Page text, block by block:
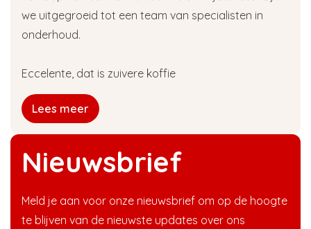
Nieuwsbrief
Meld je aan voor onze nieuwsbrief om op de hoogte
te blijven van de nieuwste updates over ons
we uitgegroeid tot een team van specialisten in
onderhoud.
Eccelente, dat is zuivere koffie
Lees meer